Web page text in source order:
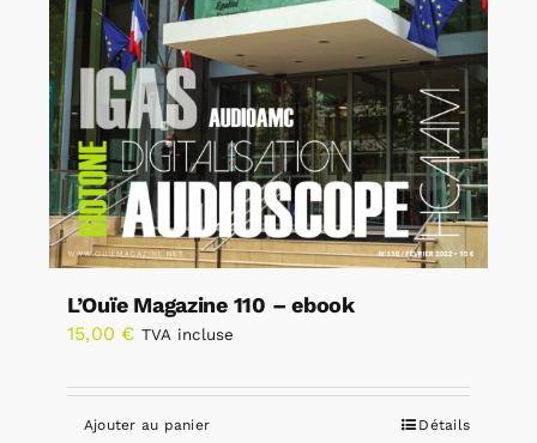
L’Ouïe Magazine 110 – ebook
15,00 € TVA incluse
Ajouter au panier Détails